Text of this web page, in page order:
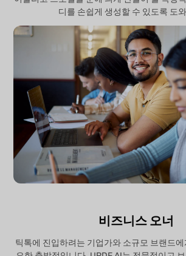
디를 손쉽게 생성할 수 있도록 도
비즈니스 오너
틱톡에 진입하려는 기업가와 소규모 브랜드